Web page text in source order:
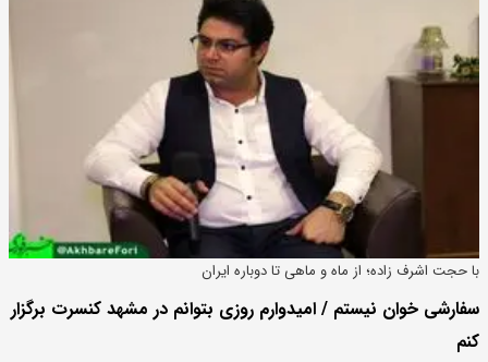
با حجت اشرف زاده؛ از ماه و ماهی تا دوباره ایران
سفارشی خوان نیستم / امیدوارم روزی بتوانم در مشهد کنسرت برگزار
کنم